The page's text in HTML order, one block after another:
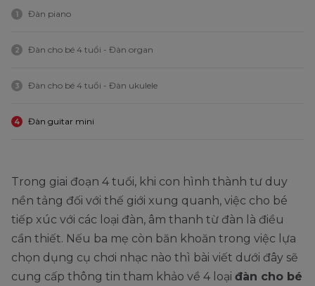
1 Đàn piano
2 Đàn cho bé 4 tuổi - Đàn organ
3 Đàn cho bé 4 tuổi - Đàn ukulele
4 Đàn guitar mini
Trong giai đoạn 4 tuổi, khi con hình thành tư duy
nền tảng đối với thế giới xung quanh, việc cho bé
tiếp xúc với các loại đàn, âm thanh từ đàn là điều
cần thiết. Nếu ba mẹ còn băn khoăn trong việc lựa
chọn dụng cụ chơi nhạc nào thì bài viết dưới đây sẽ
cung cấp thông tin tham khảo về 4 loại đàn cho bé